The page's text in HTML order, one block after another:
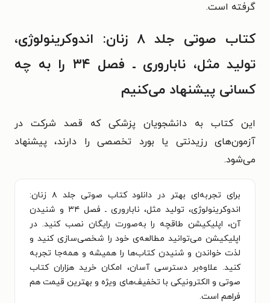
گرفته است.
کتاب صوتی جلد ۸ زنان: اندوکرینولوژی،
تولید مثل، ناباروری ـ فصل ۳۴ را به چه
کسانی پیشنهاد می‌کنیم
این کتاب به دانشجویان پزشکی که قصد شرکت در
آزمون‌های رزیدنتی یا بورد تخصصی را دارند، پیشنهاد
می‌شود.
برای تجربه‌ای بهتر در دانلود کتاب صوتی جلد ۸ زنان:
اندوکرینولوژی، تولید مثل، ناباروری ـ فصل ۳۴ و شنیدن
آن، اپلیکیشن طاقچه را به‌صورت رایگان نصب کنید. در
اپلیکیشن می‌توانید مطالعه‌ی خود را شخصی‌سازی کنید و
لذت خواندن و شنیدن کتاب‌ها را همیشه و همه‌جا تجربه
کنید. علاوه‌بر دسترسی آسان، امکان خرید هزاران کتاب
صوتی و الکترونیکی با تخفیف‌های ویژه و بهترین قیمت هم
فراهم است.